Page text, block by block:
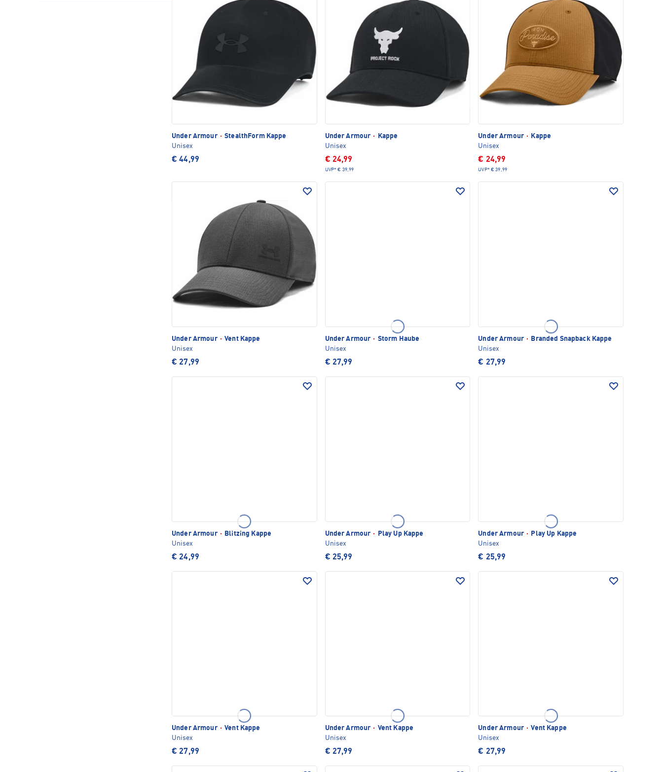
Under Armour · StealthForm Kappe
Unisex
€ 44,99
Under Armour ·
Kappe
Unisex
€ 24,99
UVP* € 39,99
Under Armour ·
Kappe
Unisex
€ 24,99
UVP* € 39,99
Under Armour · Vent Kappe
Unisex
€ 27,99
Under Armour · Storm Haube
Unisex
€ 27,99
Under Armour ·
Branded Snapback Kappe
Unisex
€ 27,99
Under Armour ·
Blitzing Kappe
Unisex
€ 24,99
Under Armour ·
Play Up Kappe
Unisex
€ 25,99
Under Armour ·
Play Up Kappe
Unisex
€ 25,99
Under Armour · Vent Kappe
Unisex
€ 27,99
Under Armour · Vent Kappe
Unisex
€ 27,99
Under Armour · Vent Kappe
Unisex
€ 27,99